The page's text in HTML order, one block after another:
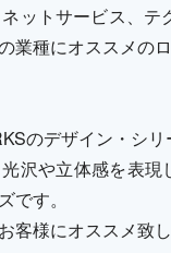
ットサービス、
業種にオススメのロ
のデザイン・シリ
沢や立体感を表
です。
客様にオススメ致し